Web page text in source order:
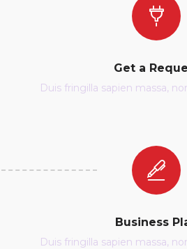
Get a
Duis fringilla sapien massa,
Business
Duis fringilla sapien massa,